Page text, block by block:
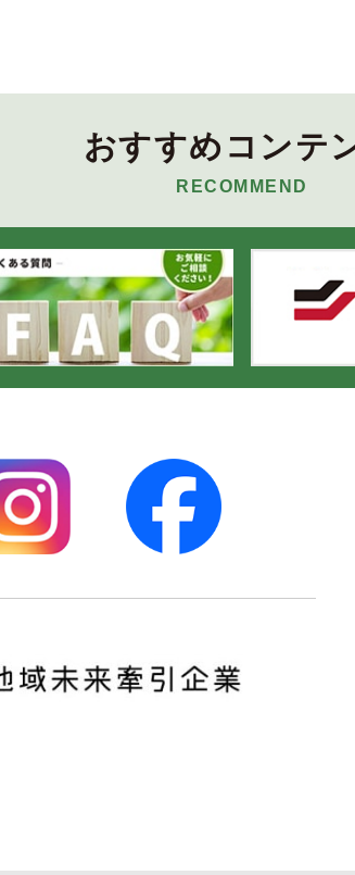
おすすめコンテ
RECOMMEND